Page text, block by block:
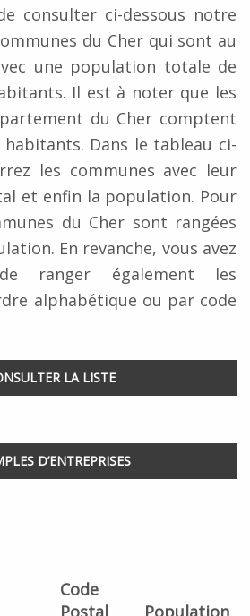
consulter ci-dessous notre
du Cher qui sont au
une population totale de
Il est à noter que les
du Cher comptent
habitants. Dans le tableau ci-
les communes avec leur
et enfin la population. Pour
du Cher sont rangées
En revanche, vous avez
ranger également les
alphabétique ou par code
LA LISTE
D’ENTREPRISES
Code
Postal
Population